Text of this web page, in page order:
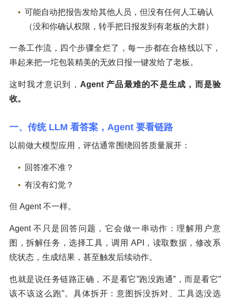
可能自动把报告发给其他人员，但没有任何人工确认
（没和你确认权限，转手把日报发到有老板的大群）
一条工作流，四个步骤全烂了，每一步都在合格线以下，
串起来把一坨包装精美的无效日报一键发给了老板。
这时我才意识到， Agent 产品最难的不是生成，而是验
收。
一、传统 LLM 看答案，Agent 要看链路
以前做大模型应用，评估通常围绕回答质量展开：
回答准不准？
有没有幻觉？
但 Agent 不一样。
Agent 不只是回答问题，它会做一串动作：理解用户意
图，拆解任务，选择工具，调用 API，读取数据，修改系
统状态，生成结果，甚至触发后续动作。
也就是说任务链路正确，不是看它”跑没跑通”，而是看它”
该不该这么跑”。具体拆开：意图拆没拆对、工具选没选